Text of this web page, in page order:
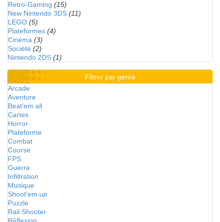
Retro-Gaming (15)
New Nintendo 3DS (11)
LEGO (5)
Plateformes (4)
Cinéma (3)
Société (2)
Nintendo 2DS (1)
Filtrer par genre
Arcade
Aventure
Beat'em all
Cartes
Horror
Plateforme
Combat
Course
FPS
Guerre
Infiltration
Musique
Shoot'em up
Puzzle
Rail Shooter